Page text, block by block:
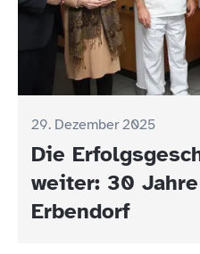
29. Dezember 2025
Die
weiter: 30
Erbendorf